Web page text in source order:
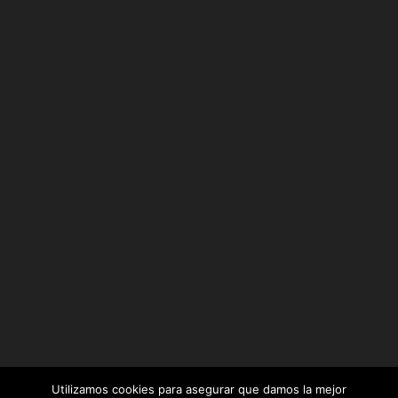
Utilizamos cookies para asegurar que damos la mejor